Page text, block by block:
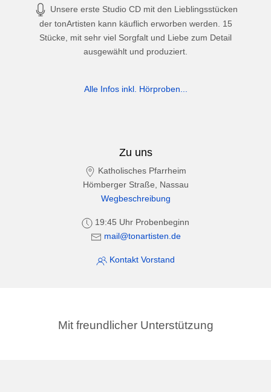
Unsere erste Studio CD mit den Lieblingsstücken
der tonArtisten kann käuflich erworben werden. 15
Stücke, mit sehr viel Sorgfalt und Liebe zum Detail
ausgewählt und produziert.
Alle Infos inkl. Hörproben...
Zu uns
Katholisches Pfarrheim
Hömberger Straße, Nassau
Wegbeschreibung
19:45 Uhr Probenbeginn
mail@tonartisten.de
Kontakt Vorstand
Mit freundlicher Unterstützung